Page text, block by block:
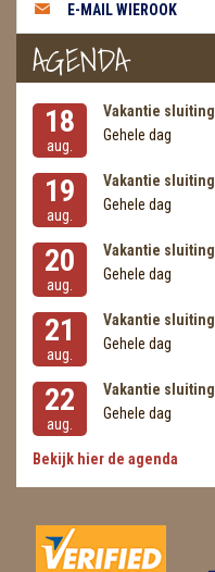
E-MAIL WIEROOK
AGENDA
18
aug.
Vakantie sluiting
Gehele dag
19
aug.
Vakantie sluiting
Gehele dag
20
aug.
Vakantie sluiting
Gehele dag
21
aug.
Vakantie sluiting
Gehele dag
22
aug.
Vakantie sluiting
Gehele dag
Bekijk hier de agenda